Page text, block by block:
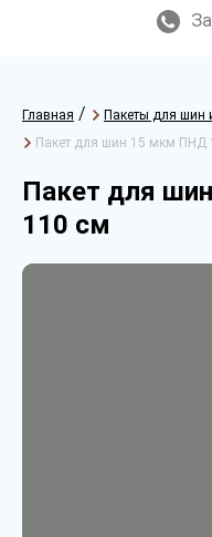
Главная / Пакеты для шин
Пакет для шин 15 мкм ПНД
Пакет для
110 см